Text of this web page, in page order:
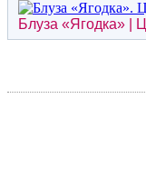
Блуза «Ягодка» |